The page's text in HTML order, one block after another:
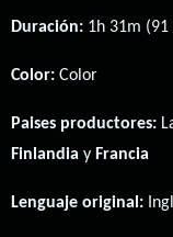
Duración: 1h 31m
Color: Color
Paises productores:
Finlandia y Francia
Lenguaje original: